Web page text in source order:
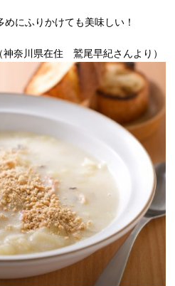
にふりかけても美味しい！
（神奈川県在住 鷲尾早紀さんより）